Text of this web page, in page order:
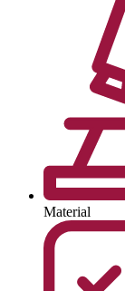
Material